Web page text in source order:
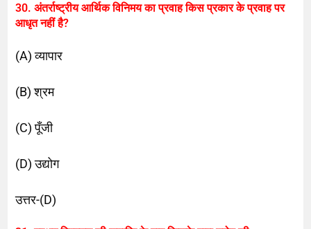
30. अंतर्राष्ट्रीय आर्थिक विनिमय का प्रवाह किस प्रकार के प्रवाह पर
आधृत नहीं है?
(A) व्यापार
(B) श्रम
(C) पूँजी
(D) उद्योग
उत्तर-(D)